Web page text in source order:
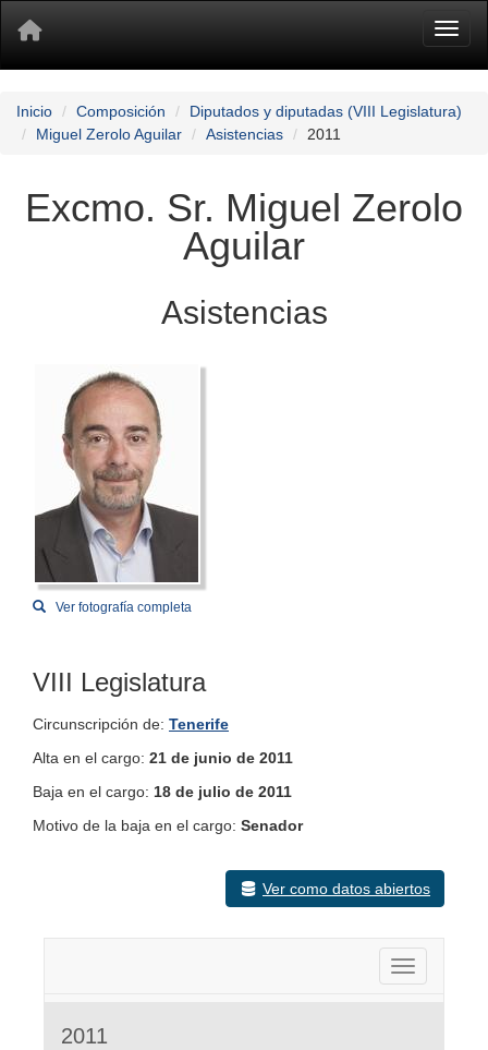
Inicio Composición
Diputados y diputadas (VIII Legislatura)
Miguel Zerolo Aguilar
Asistencias 2011
Excmo. Sr. Miguel Zerolo
Aguilar
Asistencias
Ver fotografía completa
VIII Legislatura
Circunscripción de: Tenerife
Alta en el cargo: 21 de junio de 2011
Baja en el cargo: 18 de julio de 2011
Motivo de la baja en el cargo: Senador
Ver como datos abiertos
Activar
2011